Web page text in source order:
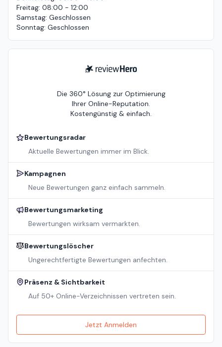
Freitag: 08:00 - 12:00
Samstag: Geschlossen
Sonntag: Geschlossen
ReviewHero
Die 360° Lösung zur Optimierung
Ihrer Online-Reputation.
Kostengünstig & einfach.
Bewertungsradar
Aktuelle Bewertungen immer im Blick.
Kampagnen
Neue Bewertungen ganz einfach sammeln.
Bewertungsmarketing
Bewertungen wirksam vermarkten.
Bewertungslöscher
Ungerechtfertigte Bewertungen anfechten.
Präsenz & Sichtbarkeit
Auf 50+ Online-Verzeichnissen vertreten sein.
Jetzt Anmelden